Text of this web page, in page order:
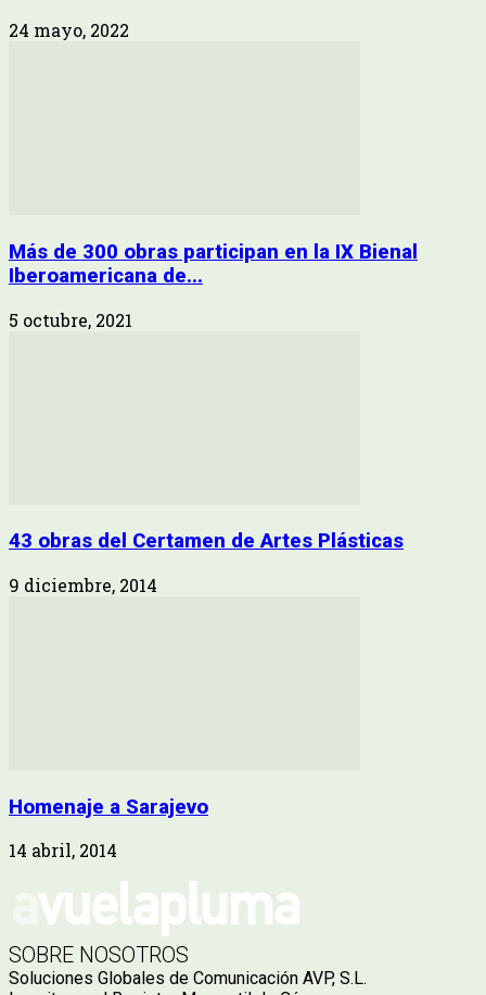
24 mayo, 2022
Más de 300 obras participan en la IX Bienal
Iberoamericana de...
5 octubre, 2021
43 obras del Certamen de Artes Plásticas
9 diciembre, 2014
Homenaje a Sarajevo
14 abril, 2014
SOBRE NOSOTROS
Soluciones Globales de Comunicación AVP, S.L.